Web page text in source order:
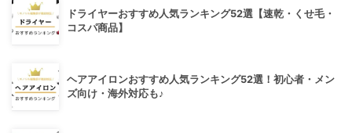
ドライヤーおすすめ人気ランキング52選【速乾・くせ毛・
コスパ商品】
ヘアアイロンおすすめ人気ランキング52選！初心者・メン
ズ向け・海外対応も♪